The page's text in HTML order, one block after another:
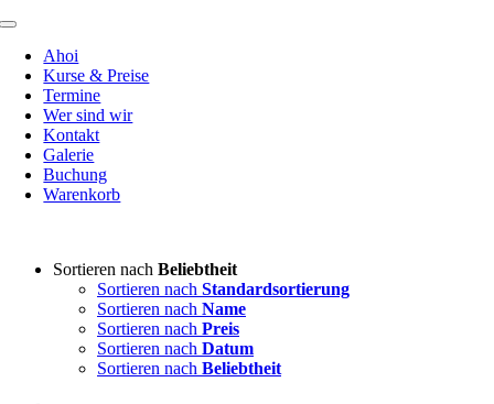
Zum
springen
Toggle
Navigation
Ahoi
Kurse & Preise
Termine
Wer sind wir
Kontakt
Galerie
Buchung
Warenkorb
Sortieren nach Beliebtheit
Sortieren nach Standardsortierung
Sortieren nach Name
Sortieren nach Preis
Sortieren nach Datum
Sortieren nach Beliebtheit